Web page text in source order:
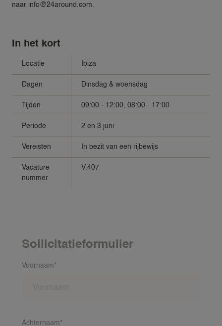
naar info@24around.com.
In het kort
Locatie Ibiza
Dagen Dinsdag & woensdag
Tijden 09:00 - 12:00, 08:00 - 17:00
Periode 2 en 3 juni
Vereisten In bezit van een rijbewijs
Vacature
nummer
V.407
Sollicitatieformulier
Voornaam*
Achternaam*